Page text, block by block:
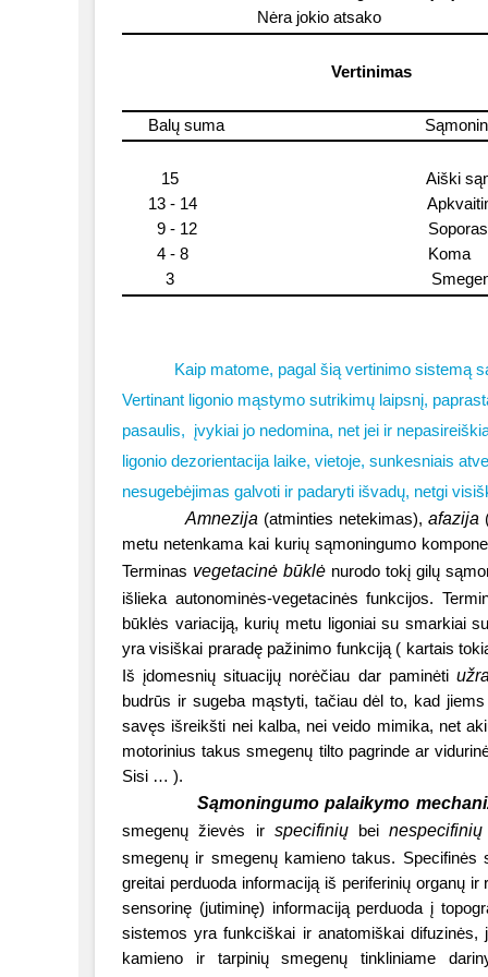
Nėra jokio atsako
Vertinimas
Balų suma
15
Aiški
13 - 14
9 - 12
Soporas
4 - 8
Koma
3
Kaip matome, pagal šią vertinimo sistemą
Vertinant ligonio mąstymo sutrikimų laipsnį,
pasaulis,
įvykiai jo nedomina, net jei ir
ligonio dezorientacija laike, vietoje, sunkesniais
nesugebėjimas galvoti ir padaryti išvadų, netgi
Amnezija (atminties netekimas),afazija
metu netenkama kai kurių sąmoningumo
Terminas vegetacinė būklė nurodo tokį gilų
išlieka autonominės-vegetacinės funkcijos.
būklės variaciją, kurių metu ligoniai su smarkiai
yra visiškai praradę pažinimo funkciją ( kartais
Iš įdomesnių situacijų norėčiau dar paminėti
budrūs ir sugeba mąstyti, tačiaudėl to, kad jiems
savęs išreikšti nei kalba, nei veido mimika, net
motorinius takus smegenų tilto pagrinde ar
Sisi … ).
Sąmoningumo palaikymo
smegenų žievės ir specifiniųbei
smegenų ir smegenų kamieno takus.
greitai perduoda informaciją iš periferinių organų
sensorinę (jutiminę) informaciją perduoda į
sistemos yra funkciškai ir anatomiškai difuzinės,
kamieno ir tarpinių smegenų tinkliniame